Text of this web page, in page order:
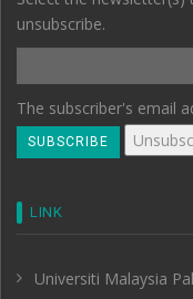
unsubscribe.
The subscriber's email
LINK
Universiti Malaysia